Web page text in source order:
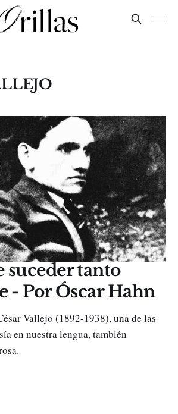
suceder tanto
- Por Óscar Hahn
Vallejo (1892-1938), una de las
en nuestra lengua, también